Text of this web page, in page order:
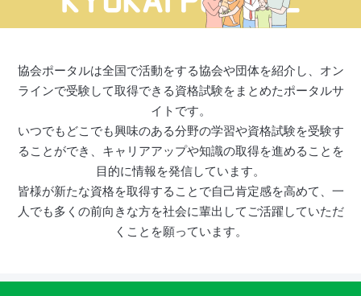
協会ポータルは全国で活動をする協会や団体を紹介し、オン
ラインで受験して取得できる資格試験をまとめたポータルサ
イトです。
いつでもどこでも興味のある分野の学習や資格試験を受験す
ることができ、キャリアアップや知識の取得を進めることを
目的に情報を発信しています。
皆様が新たな資格を取得することで自己肯定感を高めて、一
人でも多くの前向きな方を社会に輩出してご活躍していただ
くことを願っています。